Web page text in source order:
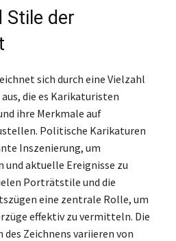
Stile der
sich durch eine Vielzahl
die es Karikaturisten
ihre Merkmale auf
Politische Karikaturen
Inszenierung, um
aktuelle Ereignisse zu
Porträtstile und die
eine zentrale Rolle, um
effektiv zu vermitteln. Die
Zeichnens variieren von